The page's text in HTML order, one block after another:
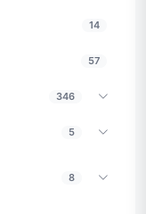
14
57
346
5
8